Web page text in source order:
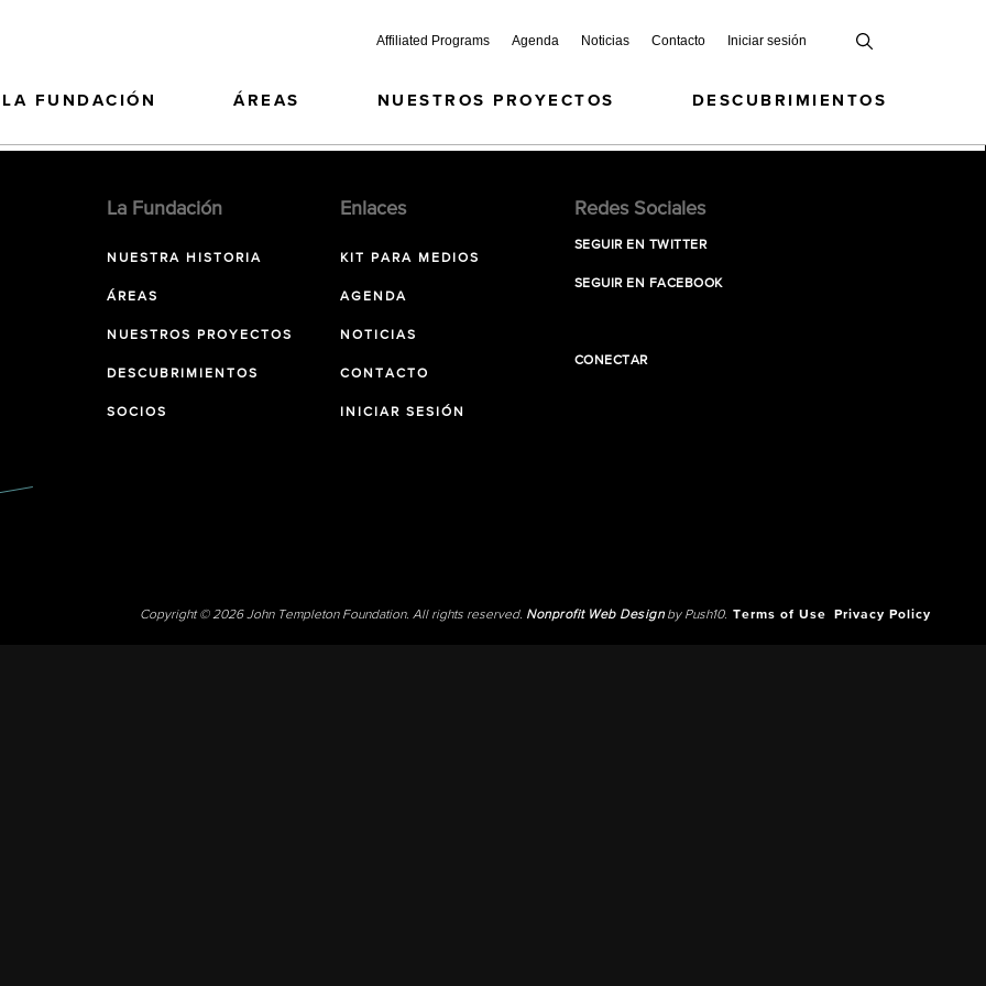
Affiliated Programs Agenda Noticias Contacto Iniciar sesión
LA FUNDACIÓN ÁREAS NUESTROS PROYECTOS DESCUBRIMIENTOS
La Fundación
NUESTRA HISTORIA
ÁREAS
NUESTROS PROYECTOS
DESCUBRIMIENTOS
SOCIOS
Enlaces
KIT PARA MEDIOS
AGENDA
NOTICIAS
CONTACTO
INICIAR SESIÓN
Redes Sociales
SEGUIR EN TWITTER
SEGUIR EN FACEBOOK
CONECTAR
Copyright © 2026 John Templeton Foundation. All rights reserved. Nonprofit Web Designby Push10. Terms of Use Privacy Policy